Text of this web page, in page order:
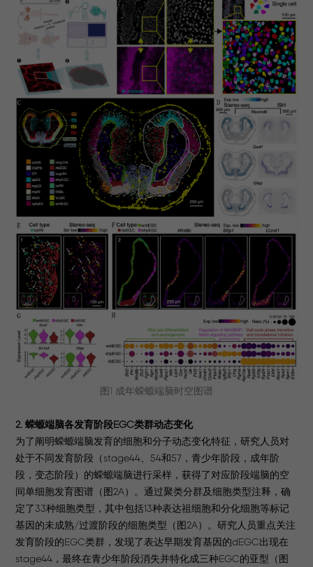
图1 成年蝾螈端脑时空图谱
2. 蝾螈端脑各发育阶段EGC类群动态变化
为了阐明蝾螈端脑发育的细胞和分子动态变化特征，研究人员对
处于不同发育阶段（stage44、54和57，青少年阶段，成年阶
段，变态阶段）的蝾螈端脑进行采样，获得了对应阶段端脑的空
间单细胞发育图谱（图2A）。通过聚类分群及细胞类型注释，确
定了33种细胞类型，其中包括13种表达祖细胞和分化细胞等标记
基因的未成熟/过渡阶段的细胞类型（图2A）。研究人员重点关注
发育阶段的EGC类群，发现了表达早期发育基因的dEGC出现在
stage44，最终在青少年阶段消失并特化成三种EGC的亚型（图